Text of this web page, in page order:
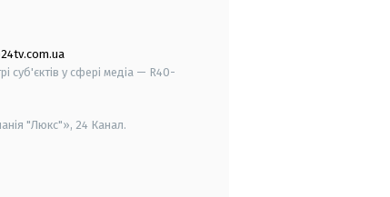
суб'єктів у сфері медіа — R40-
"Люкс"», 24 Канал.